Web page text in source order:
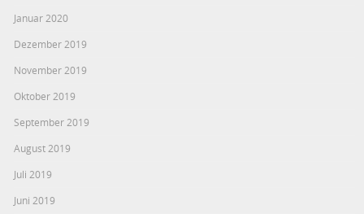
Januar 2020
Dezember 2019
November 2019
Oktober 2019
September 2019
August 2019
Juli 2019
Juni 2019